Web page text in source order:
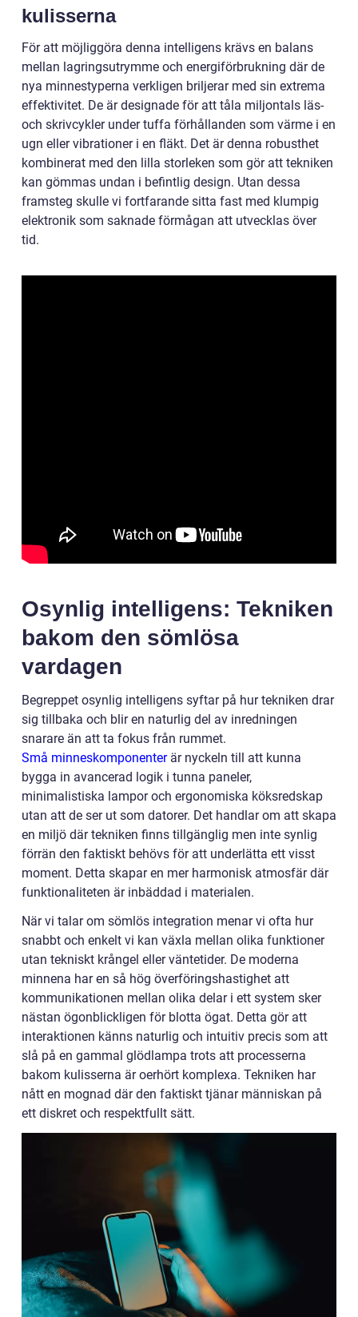
kulisserna
För att möjliggöra denna intelligens krävs en balans
mellan lagringsutrymme och energiförbrukning där de
nya minnestyperna verkligen briljerar med sin extrema
effektivitet. De är designade för att tåla miljontals läs-
och skrivcykler under tuffa förhållanden som värme i en
ugn eller vibrationer i en fläkt. Det är denna robusthet
kombinerat med den lilla storleken som gör att tekniken
kan gömmas undan i befintlig design. Utan dessa
framsteg skulle vi fortfarande sitta fast med klumpig
elektronik som saknade förmågan att utvecklas över
tid.
Osynlig intelligens: Tekniken
bakom den sömlösa
vardagen
Begreppet osynlig intelligens syftar på hur tekniken drar
sig tillbaka och blir en naturlig del av inredningen
snarare än att ta fokus från rummet.
Små minneskomponenterär nyckeln till att kunna
bygga in avancerad logik i tunna paneler,
minimalistiska lampor och ergonomiska köksredskap
utan att de ser ut som datorer. Det handlar om att skapa
en miljö där tekniken finns tillgänglig men inte synlig
förrän den faktiskt behövs för att underlätta ett visst
moment. Detta skapar en mer harmonisk atmosfär där
funktionaliteten är inbäddad i materialen.
När vi talar om sömlös integration menar vi ofta hur
snabbt och enkelt vi kan växla mellan olika funktioner
utan tekniskt krångel eller väntetider. De moderna
minnena har en så hög överföringshastighet att
kommunikationen mellan olika delar i ett system sker
nästan ögonblickligen för blotta ögat. Detta gör att
interaktionen känns naturlig och intuitiv precis som att
slå på en gammal glödlampa trots att processerna
bakom kulisserna är oerhört komplexa. Tekniken har
nått en mognad där den faktiskt tjänar människan på
ett diskret och respektfullt sätt.